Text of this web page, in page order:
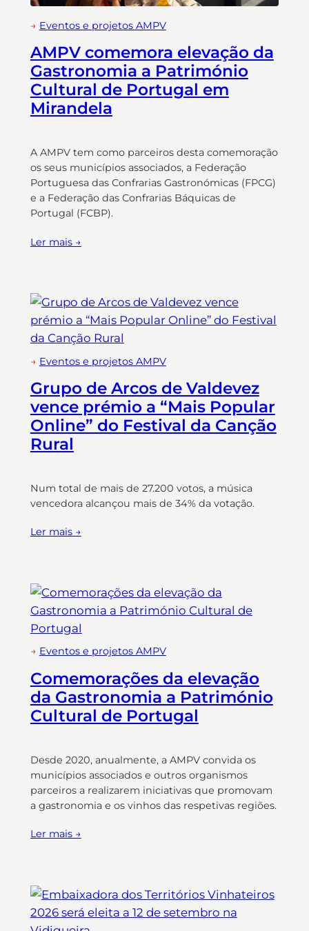
→ Eventos e projetos AMPV
AMPV comemora elevação da
Gastronomia a Património
Cultural de Portugal em
Mirandela
A AMPV tem como parceiros desta comemoração
os seus municípios associados, a Federação
Portuguesa das Confrarias Gastronómicas (FPCG)
e a Federação das Confrarias Báquicas de
Portugal (FCBP).
Ler mais →
→ Eventos e projetos AMPV
Grupo de Arcos de Valdevez
vence prémio a “Mais Popular
Online” do Festival da Canção
Rural
Num total de mais de 27.200 votos, a música
vencedora alcançou mais de 34% da votação.
Ler mais →
→ Eventos e projetos AMPV
Comemorações da elevação
da Gastronomia a Património
Cultural de Portugal
Desde 2020, anualmente, a AMPV convida os
municípios associados e outros organismos
parceiros a realizarem iniciativas que promovam
a gastronomia e os vinhos das respetivas regiões.
Ler mais →